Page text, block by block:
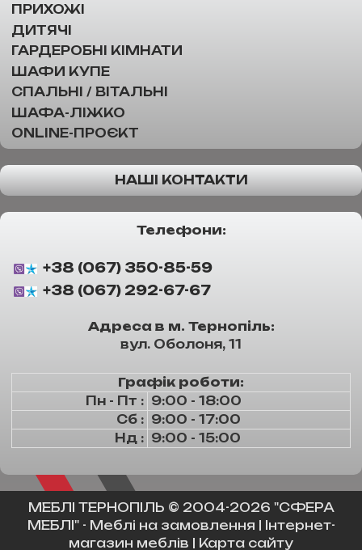
ПРИХОЖІ
ДИТЯЧІ
ГАРДЕРОБНІ КІМНАТИ
ШАФИ КУПЕ
СПАЛЬНІ / ВІТАЛЬНІ
ШАФА-ЛІЖКО
ONLINE-ПРОЄКТ
НАШІ КОНТАКТИ
Телефони:
+38 (067) 350-85-59
+38 (067) 292-67-67
Адреса в м. Тернопіль:
вул. Оболоня, 11
Графік роботи:
Пн - Пт : 9:00 - 18:00
Сб : 9:00 - 17:00
Нд : 9:00 - 15:00
МЕБЛІ ТЕРНОПІЛЬ © 2004-2026 "СФЕРА
МЕБЛІ" - Меблі на замовлення | Інтернет-
магазин меблів | Карта сайту